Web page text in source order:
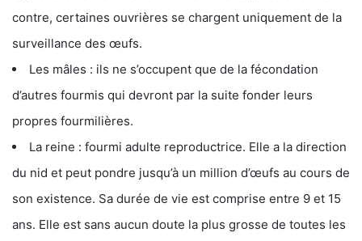
contre, certaines ouvrières se chargent uniquement de la
surveillance des œufs.
Les mâles : ils ne s’occupent que de la fécondation
d’autres fourmis qui devront par la suite fonder leurs
propres fourmilières.
La reine : fourmi adulte reproductrice. Elle a la direction
du nid et peut pondre jusqu’à un million d’œufs au cours de
son existence. Sa durée de vie est comprise entre 9 et 15
ans. Elle est sans aucun doute la plus grosse de toutes les